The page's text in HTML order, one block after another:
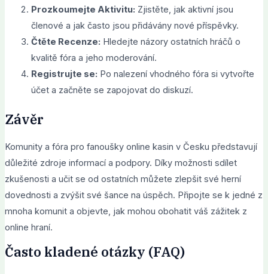
Prozkoumejte Aktivitu: Zjistěte, jak aktivní jsou
členové a jak často jsou přidávány nové příspěvky.
Čtěte Recenze: Hledejte názory ostatních hráčů o
kvalitě fóra a jeho moderování.
Registrujte se: Po nalezení vhodného fóra si vytvořte
účet a začněte se zapojovat do diskuzí.
Závěr
Komunity a fóra pro fanoušky online kasin v Česku představují
důležité zdroje informací a podpory. Díky možnosti sdílet
zkušenosti a učit se od ostatních můžete zlepšit své herní
dovednosti a zvýšit své šance na úspěch. Připojte se k jedné z
mnoha komunit a objevte, jak mohou obohatit váš zážitek z
online hraní.
Často kladené otázky (FAQ)